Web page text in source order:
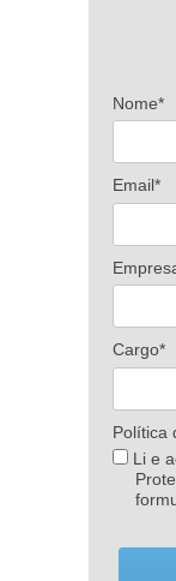
Nome*
Email*
Cargo*
Política
Li e